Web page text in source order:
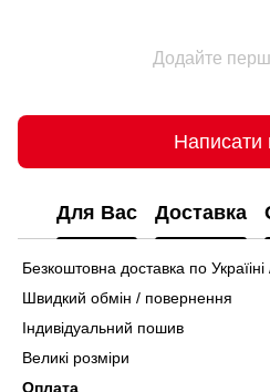
Додайте
Написати
Для Вас Доставка
Безкоштовна доставка по
Швидкий обмін / повернення
Індивідуальний пошив
Великі розміри
Оплата